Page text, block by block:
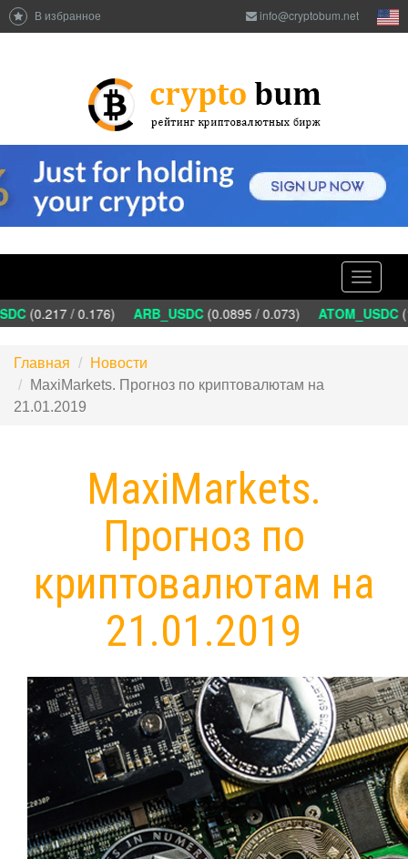
В избранное info@cryptobum.net
Toggle
(0.217 / 0.176) ARB_USDC(0.0895 / 0.073) ATOM_USDC
Главная
Новости
MaxiMarkets. Прогноз по криптовалютам на
21.01.2019
MaxiMarkets.
Прогноз по
криптовалютам на
21.01.2019